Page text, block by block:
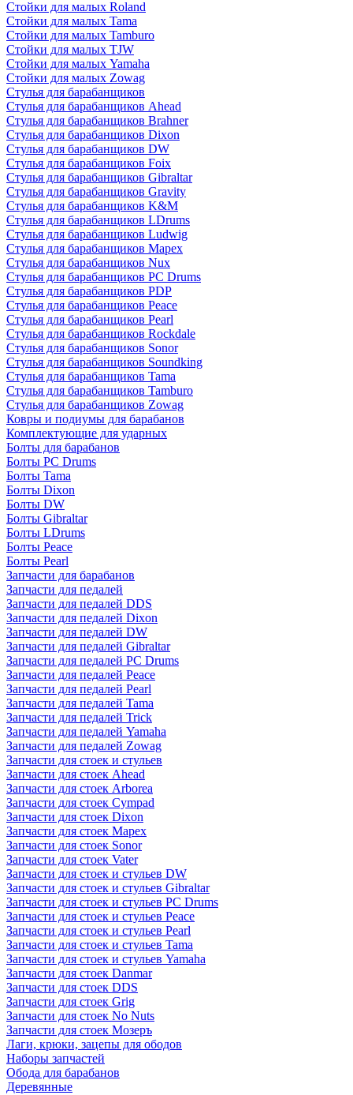
Стойки для малых Roland
Стойки для малых Tama
Стойки для малых Tamburo
Стойки для малых TJW
Стойки для малых Yamaha
Стойки для малых Zowag
Стулья для барабанщиков
Стулья для барабанщиков Ahead
Стулья для барабанщиков Brahner
Стулья для барабанщиков Dixon
Стулья для барабанщиков DW
Стулья для барабанщиков Foix
Стулья для барабанщиков Gibraltar
Стулья для барабанщиков Gravity
Стулья для барабанщиков K&M
Стулья для барабанщиков LDrums
Стулья для барабанщиков Ludwig
Стулья для барабанщиков Mapex
Стулья для барабанщиков Nux
Стулья для барабанщиков PC Drums
Стулья для барабанщиков PDP
Стулья для барабанщиков Peace
Стулья для барабанщиков Pearl
Стулья для барабанщиков Rockdale
Стулья для барабанщиков Sonor
Стулья для барабанщиков Soundking
Стулья для барабанщиков Tama
Стулья для барабанщиков Tamburo
Стулья для барабанщиков Zowag
Ковры и подиумы для барабанов
Комплектующие для ударных
Болты для барабанов
Болты PC Drums
Болты Tama
Болты Dixon
Болты DW
Болты Gibraltar
Болты LDrums
Болты Peace
Болты Pearl
Запчасти для барабанов
Запчасти для педалей
Запчасти для педалей DDS
Запчасти для педалей Dixon
Запчасти для педалей DW
Запчасти для педалей Gibraltar
Запчасти для педалей PC Drums
Запчасти для педалей Peace
Запчасти для педалей Pearl
Запчасти для педалей Tama
Запчасти для педалей Trick
Запчасти для педалей Yamaha
Запчасти для педалей Zowag
Запчасти для стоек и стульев
Запчасти для стоек Ahead
Запчасти для стоек Arborea
Запчасти для стоек Cympad
Запчасти для стоек Dixon
Запчасти для стоек Mapex
Запчасти для стоек Sonor
Запчасти для стоек Vater
Запчасти для стоек и стульев DW
Запчасти для стоек и стульев Gibraltar
Запчасти для стоек и стульев PC Drums
Запчасти для стоек и стульев Peace
Запчасти для стоек и стульев Pearl
Запчасти для стоек и стульев Tama
Запчасти для стоек и стульев Yamaha
Запчасти для стоек Danmar
Запчасти для стоек DDS
Запчасти для стоек Grig
Запчасти для стоек No Nuts
Запчасти для стоек Мозеръ
Лаги, крюки, зацепы для ободов
Наборы запчастей
Обода для барабанов
Деревянные